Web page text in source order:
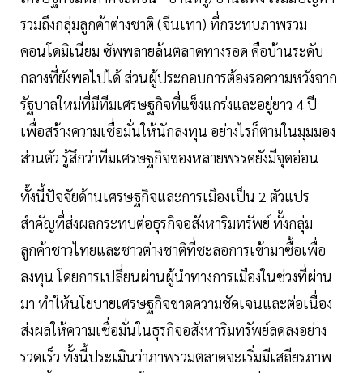
รวมถึงกลุ่มลูกค้าต่างชาติ (จีนเทา) ที่กระทบภาพรวม
คอนโดมิเนียม ซัพพลายล้นตลาดทางรอด คือบ้านระดับ
กลางที่ยังพอไปได้ ส่วนผู้ประกอบการต้องรอความหวังจาก
รัฐบาลใหม่ที่มีทีมเศรษฐกิจที่แข็งแกร่งและอยู่ยาว 4 ปี
เพื่อสร้างความเชื่อมั่นให้นักลงทุน อย่างไรก็ตามในมุมมอง
ส่วนตัว รู้สึกว่าทีมเศรษฐกิจของหลายพรรคยังมีจุดอ่อน
ทั้งนี้ปัจจัยด้านเศรษฐกิจและการเมืองเป็น 2 ตัวแปร
สำคัญที่ส่งผลกระทบต่อธุรกิจอสังหาริมทรัพย์ ทั้งกลุ่ม
ลูกค้าชาวไทยและชาวต่างชาติที่ชะลอการเข้ามาซื้อเพื่อ
ลงทุน โดยการเปลี่ยนผ่านผู้นำทางการเมืองในช่วงที่ผ่าน
มา ทำให้นโยบายเศรษฐกิจขาดความชัดเจนและต่อเนื่อง
ส่งผลให้ความเชื่อมั่นในธุรกิจอสังหาริมทรัพย์ลดลงอย่าง
รวดเร็ว ทั้งนี้ประเมินว่าภาพรวมตลาดจะเริ่มมีเสถียรภาพ